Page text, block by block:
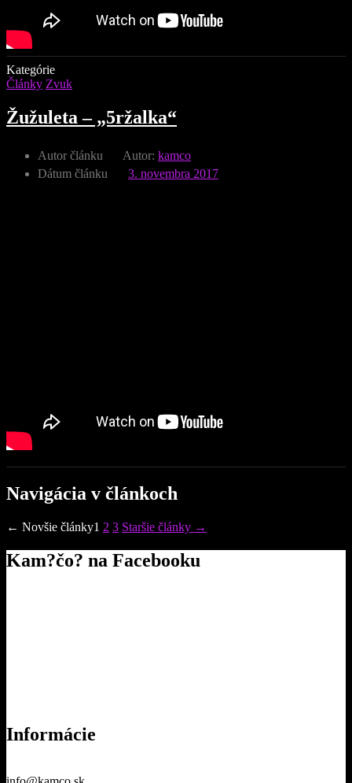
Kategórie
Články Zvuk
Žužuleta – „5ržalka“
Autor článku Autor: kamco
Dátum článku
3. novembra 2017
Navigácia v článkoch
← Novšie články1 2 3 Staršie články →
Kam?čo? na Facebooku
Informácie